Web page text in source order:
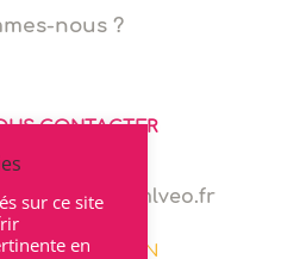
nous ?
CONTACTER
94 03 68
mlveo.fr
69002 LYON
sur ce site
en